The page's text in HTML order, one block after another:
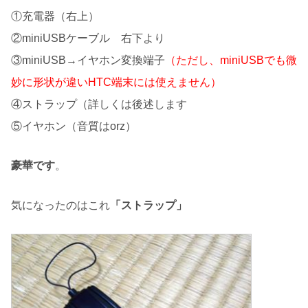
①充電器（右上）
②miniUSBケーブル 右下より
③miniUSB→イヤホン変換端子 （ただし、miniUSBでも微
妙に形状が違いHTC端末には使えません）
④ストラップ（詳しくは後述します
⑤イヤホン（音質はorz）
豪華です。
気になったのはこれ 「ストラップ」